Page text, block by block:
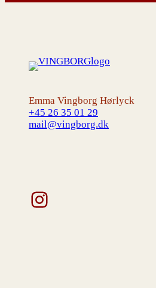
Emma Vingborg Hørlyck
+45 26 35 01 29
mail@vingborg.dk
Instagram